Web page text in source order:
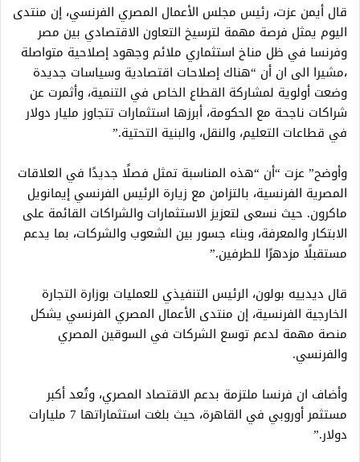
قال أيمن عزت، رئيس مجلس الأعمال المصري الفرنسي، إن منتدى
اليوم يمثل فرصة مهمة لترسيخ التعاون الاقتصادي بين مصر
وفرنسا في ظل مناخ استثماري ملائم وجهود إصلاحية متواصلة
،مشيرا الى ان أن “هناك إصلاحات اقتصادية وسياسات جديدة
وضعت أولوية لمشاركة القطاع الخاص في التنمية، وأثمرت عن
شراكات ناجحة مع الحكومة، أبرزها استثمارات تتجاوز مليار دولار
في قطاعات التعليم، والنقل، والبنية التحتية.”
وأوضح” عزت “أن “هذه المناسبة تمثل فصلًا جديدًا في العلاقات
المصرية الفرنسية، بالتزامن مع زيارة الرئيس الفرنسي إيمانويل
ماكرون. حيث نسعى لتعزيز الاستثمارات والشراكات القائمة على
الابتكار والمعرفة، وبناء جسور بين الشعوب والشركات، بما يدعم
مستقبلًا مزدهرًا للطرفين.”
قال ديدييه بولون، الرئيس التنفيذي للعمليات بوزارة التجارة
الخارجية الفرنسية، إن منتدى الأعمال المصري الفرنسي يشكل
منصة مهمة لدعم توسع الشركات في السوقين المصري
والفرنسي.
وأضاف ان فرنسا ملتزمة بدعم الاقتصاد المصري، وتُعد أكبر
مستثمر أوروبي في القاهرة، حيث بلغت استثماراتها 7 مليارات
دولار.”